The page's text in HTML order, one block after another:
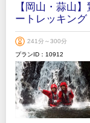
【岡山・蒜山
ートレッキン
241分～300分
プランID：10912